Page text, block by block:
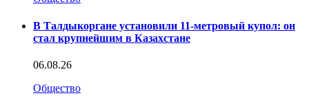
В Талдыкоргане установили 11-метровый купол: он
стал крупнейшим в Казахстане
06.08.26
Общество